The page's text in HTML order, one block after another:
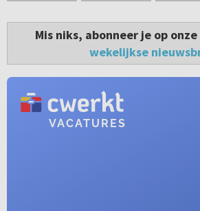
Mis niks, abonneer je op onze
wekelijkse